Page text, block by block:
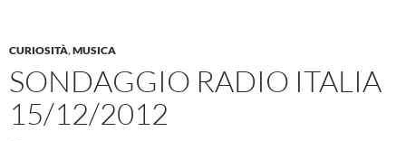
CURIOSITÀ,MUSICA
SONDAGGIO RADIO ITALIA
15/12/2012